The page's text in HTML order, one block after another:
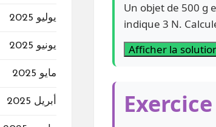
Un objet de 500 g
indique 3 N.
Afficher la
يوليو 2025
يونيو 2025
مايو 2025
أبريل 2025